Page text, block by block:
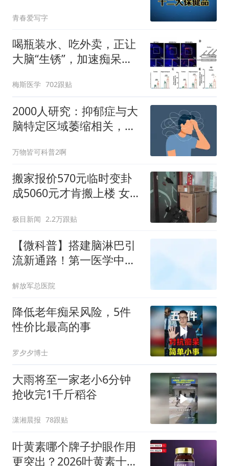
青春爱写字
喝瓶装水、吃外卖，正让
大脑“生锈”，加速痴呆！
乱肠道菌群，“偷走”牛磺
酸，加速记忆崩塌，助推
阿尔茨海默病
梅斯医学 702跟贴
2000人研究：抑郁症与大
脑特定区域萎缩相关，却
关
万物皆可科普2啊
搬家报价570元临时变卦
成5060元才肯搬上楼 女子
极目新闻 2.2万跟贴
【微科普】搭建脑淋巴引
流新通路！第一医学中心
海默病临床研究
解放军总医院
降低老年痴呆风险，5件
性价比最高的事
罗夕夕博士
大雨将至一家老小6分钟
抢收完1千斤稻谷
潇湘晨报 78跟贴
叶黄素哪个牌子护眼作用
更突出？2026叶黄素十大